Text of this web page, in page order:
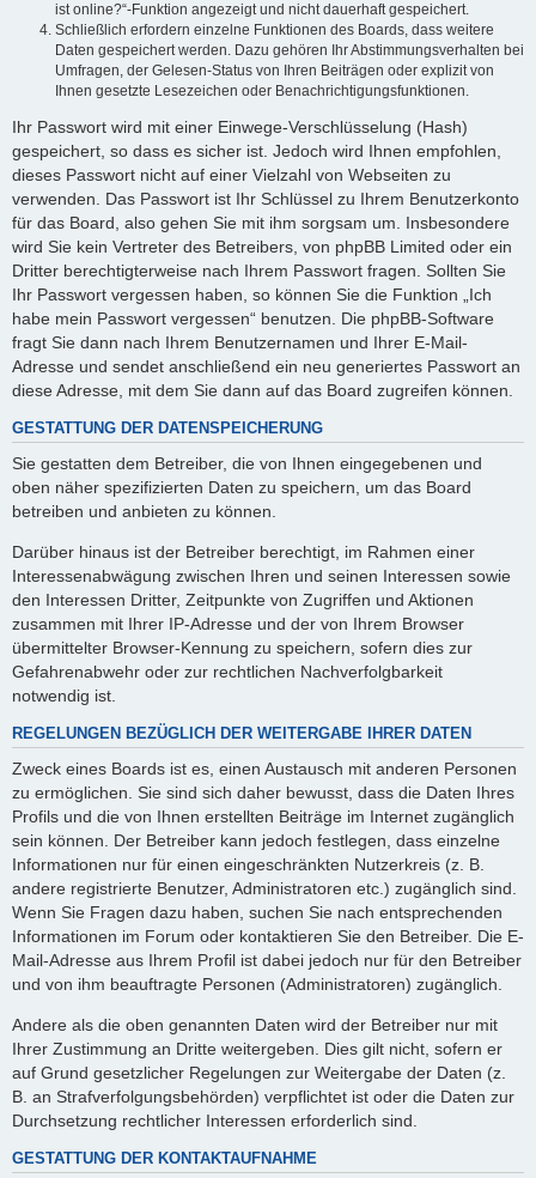
ist online?“-Funktion angezeigt und nicht dauerhaft gespeichert.
Schließlich erfordern einzelne Funktionen des Boards, dass weitere
Daten gespeichert werden. Dazu gehören Ihr Abstimmungsverhalten bei
Umfragen, der Gelesen-Status von Ihren Beiträgen oder explizit von
Ihnen gesetzte Lesezeichen oder Benachrichtigungsfunktionen.
Ihr Passwort wird mit einer Einwege-Verschlüsselung (Hash)
gespeichert, so dass es sicher ist. Jedoch wird Ihnen empfohlen,
dieses Passwort nicht auf einer Vielzahl von Webseiten zu
verwenden. Das Passwort ist Ihr Schlüssel zu Ihrem Benutzerkonto
für das Board, also gehen Sie mit ihm sorgsam um. Insbesondere
wird Sie kein Vertreter des Betreibers, von phpBB Limited oder ein
Dritter berechtigterweise nach Ihrem Passwort fragen. Sollten Sie
Ihr Passwort vergessen haben, so können Sie die Funktion „Ich
habe mein Passwort vergessen“ benutzen. Die phpBB-Software
fragt Sie dann nach Ihrem Benutzernamen und Ihrer E-Mail-
Adresse und sendet anschließend ein neu generiertes Passwort an
diese Adresse, mit dem Sie dann auf das Board zugreifen können.
GESTATTUNG DER DATENSPEICHERUNG
Sie gestatten dem Betreiber, die von Ihnen eingegebenen und
oben näher spezifizierten Daten zu speichern, um das Board
betreiben und anbieten zu können.
Darüber hinaus ist der Betreiber berechtigt, im Rahmen einer
Interessenabwägung zwischen Ihren und seinen Interessen sowie
den Interessen Dritter, Zeitpunkte von Zugriffen und Aktionen
zusammen mit Ihrer IP-Adresse und der von Ihrem Browser
übermittelter Browser-Kennung zu speichern, sofern dies zur
Gefahrenabwehr oder zur rechtlichen Nachverfolgbarkeit
notwendig ist.
REGELUNGEN BEZÜGLICH DER WEITERGABE IHRER DATEN
Zweck eines Boards ist es, einen Austausch mit anderen Personen
zu ermöglichen. Sie sind sich daher bewusst, dass die Daten Ihres
Profils und die von Ihnen erstellten Beiträge im Internet zugänglich
sein können. Der Betreiber kann jedoch festlegen, dass einzelne
Informationen nur für einen eingeschränkten Nutzerkreis (z. B.
andere registrierte Benutzer, Administratoren etc.) zugänglich sind.
Wenn Sie Fragen dazu haben, suchen Sie nach entsprechenden
Informationen im Forum oder kontaktieren Sie den Betreiber. Die E-
Mail-Adresse aus Ihrem Profil ist dabei jedoch nur für den Betreiber
und von ihm beauftragte Personen (Administratoren) zugänglich.
Andere als die oben genannten Daten wird der Betreiber nur mit
Ihrer Zustimmung an Dritte weitergeben. Dies gilt nicht, sofern er
auf Grund gesetzlicher Regelungen zur Weitergabe der Daten (z.
B. an Strafverfolgungsbehörden) verpflichtet ist oder die Daten zur
Durchsetzung rechtlicher Interessen erforderlich sind.
GESTATTUNG DER KONTAKTAUFNAHME